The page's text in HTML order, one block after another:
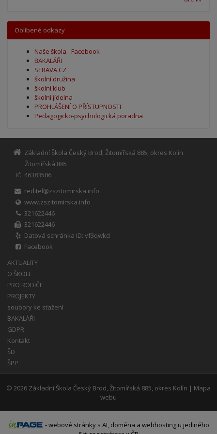
Oblíbené odkazy
Naše škola - Facebook
BAKALÁŘI
STRAVA.CZ
školní družina
školní klub
školní jídelna
PROHLÁŠENÍ O PŘÍSTUPNOSTI
Pedagogicko-psychologická poradna
Základní Škola Český Brod, Žitomířská 885, okres Kolín
Žitomířská 885
IČ
46383506
reditel@zszitomirska.info
www.zszitomirska.info
321622446
321622446
Datová schránka ID: yf3qwkd
Facebook
AKTUALITY
O ŠKOLE
PRO RODIČE
PROJEKTY
soubory ke stažení
BAKALÁŘI
GDPR
Kontakt
ŠD
ŠPP
© 2026 Základní Škola Český Brod, Žitomířská 885, okres Kolín | Mapa
webu
-webové stránky s AI, doména a webhosting u jediného